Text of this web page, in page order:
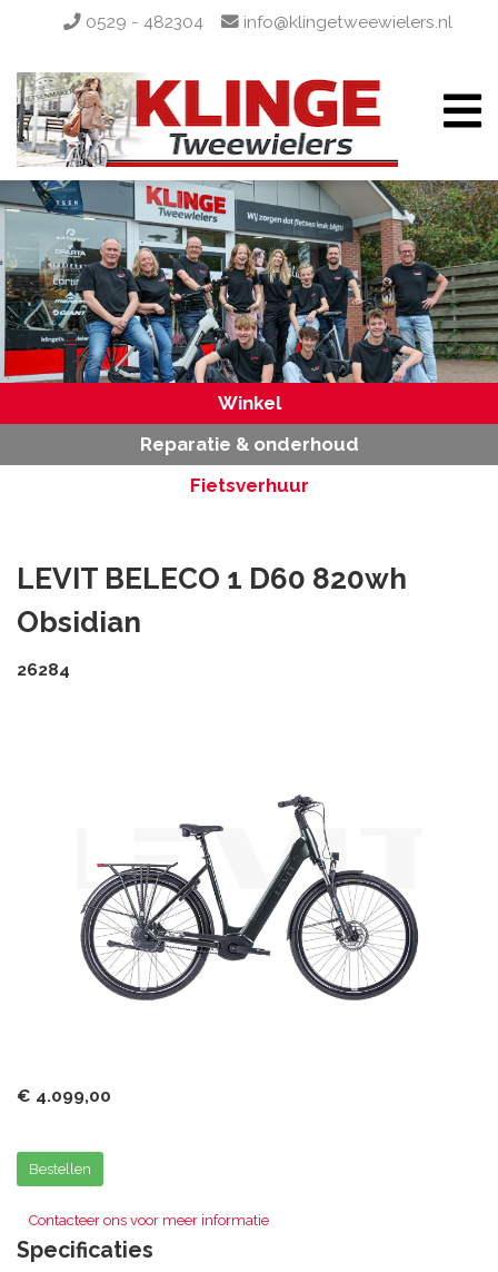
0529 - 482304 info@klingetweewielers.nl
Winkel
Reparatie & onderhoud
Fietsverhuur
LEVIT BELECO 1 D60 820wh
Obsidian
26284
€ 4.099,00
Bestellen
Contacteer ons voor meer informatie
Specificaties